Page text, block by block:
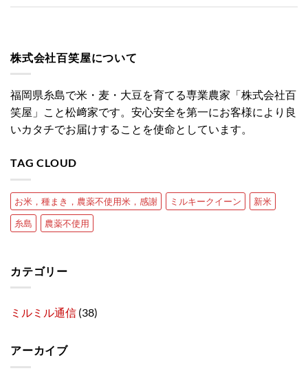
株式会社百笑屋について
福岡県糸島で米・麦・大豆を育てる専業農家「株式会社百
笑屋」こと松﨑家です。安心安全を第一にお客様により良
いカタチでお届けすることを使命としています。
TAG CLOUD
お米，種まき，農薬不使用米，感謝 ミルキークイーン
新米
糸島
農薬不使用
カテゴリー
ミルミル通信 (38)
アーカイブ